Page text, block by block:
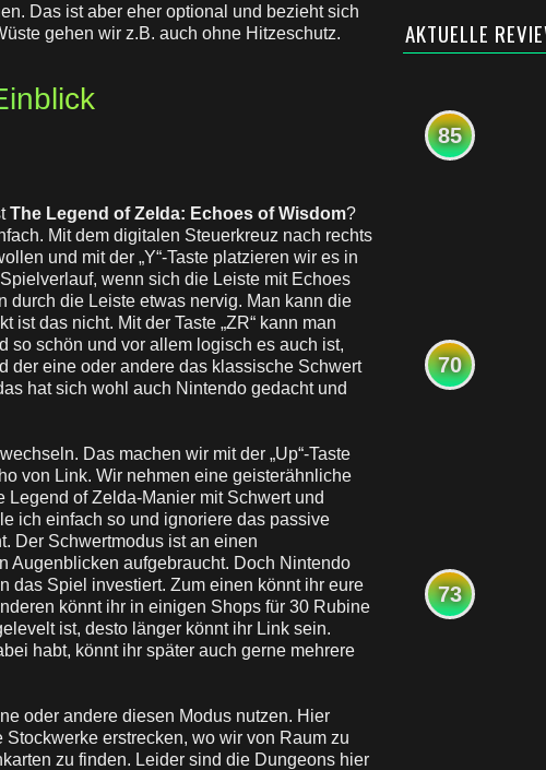
Das ist aber eher optional und bezieht sich
gehen wir z.B. auch ohne Hitzeschutz.
The Legend of Zelda: Echoes of Wisdom?
Mit dem digitalen Steuerkreuz nach rechts
und mit der „Y“-Taste platzieren wir es in
wenn sich die Leiste mit Echoes
durch die Leiste etwas nervig. Man kann die
ist das nicht. Mit der Taste „ZR“ kann man
schön und vor allem logisch es auch ist,
der eine oder andere das klassische Schwert
hat sich wohl auch Nintendo gedacht und
Das machen wir mit der „Up“-Taste
von Link. Wir nehmen eine geisterähnliche
of Zelda-Manier mit Schwert und
ich einfach so und ignoriere das passive
Der Schwertmodus ist an einen
Augenblicken aufgebraucht. Doch Nintendo
das Spiel investiert. Zum einen könnt ihr eure
könnt ihr in einigen Shops für 30 Rubine
ist, desto länger könnt ihr Link sein.
habt, könnt ihr später auch gerne mehrere
oder andere diesen Modus nutzen. Hier
erstrecken, wo wir von Raum zu
zu finden. Leider sind die Dungeons hier
AKTUELLE
85
70
73